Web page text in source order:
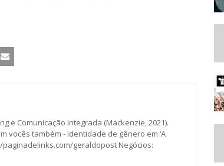
e Comunicação Integrada (Mackenzie, 2021).
vocês também - identidade de gênero em ‘A
geraldopost Negócios: